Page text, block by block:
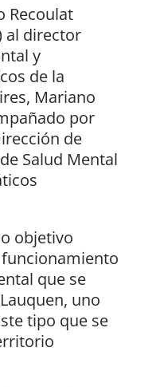
Recoulat
al director
y
de la
Mariano
por
de
Salud Mental
objetivo
que se
uno
tipo que se